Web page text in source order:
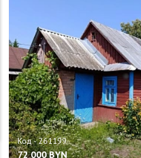
72 000 BYN